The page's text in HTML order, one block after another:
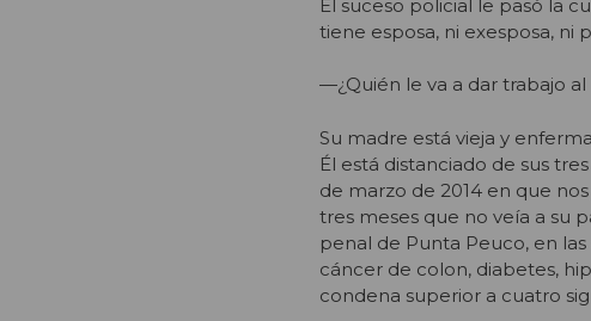
El suceso policial le pasó la
tiene esposa, ni exesposa, ni
—¿Quién le va a dar trabajo
Su madre está vieja y
Él está distanciado de sus
de marzo de 2014 en que
tres meses que no veía a su
penal de Punta Peuco, en
cáncer de colon, diabetes,
condena superior a cuatro